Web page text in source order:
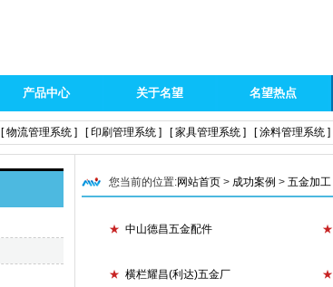
产品中心 关于名望 名望热点
[ 物流管理系统 ] [ 印刷管理系统 ] [ 家具管理系统 ] [ 涂料管理系统 ]
您当前的位置:网站首页 > 成功案例 > 五金加工
★ 中山德昌五金配件 ★
★ 横栏耀昌(利达)五金厂 ★